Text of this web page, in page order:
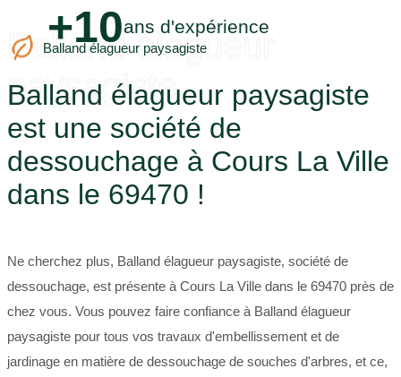
+10ans d'expérience
Balland élagueur paysagiste
Balland élagueur
paysagiste
Balland élagueur paysagiste
est une société de
dessouchage à Cours La Ville
dans le 69470 !
Ne cherchez plus, Balland élagueur paysagiste, société de
dessouchage, est présente à Cours La Ville dans le 69470 près de
chez vous. Vous pouvez faire confiance à Balland élagueur
paysagiste pour tous vos travaux d'embellissement et de
jardinage en matière de dessouchage de souches d'arbres, et ce,